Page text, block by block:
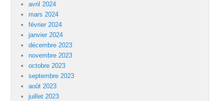
avril 2024
mars 2024
février 2024
janvier 2024
décembre 2023
novembre 2023
octobre 2023
septembre 2023
août 2023
juillet 2023